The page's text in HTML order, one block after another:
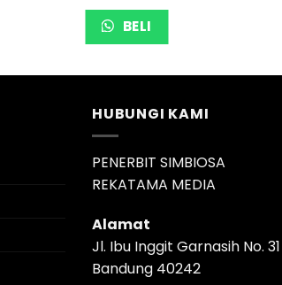
BELI
HUBUNGI KAMI
PENERBIT SIMBIOSA
REKATAMA MEDIA
Alamat
Jl. Ibu Inggit Garnasih No. 31
Bandung 40242